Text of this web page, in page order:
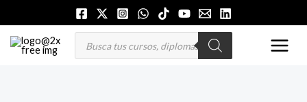
al
contenido
Búsqueda
productos